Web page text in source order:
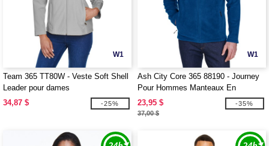
W1
Team 365 TT80W - Veste Soft Shell
Leader pour dames
34,87 $
-25%
W1
Ash City Core 365 88190 - Journey
Pour Hommes Manteaux En
Molleton Core 365™
23,95 $
37,00 $
-35%